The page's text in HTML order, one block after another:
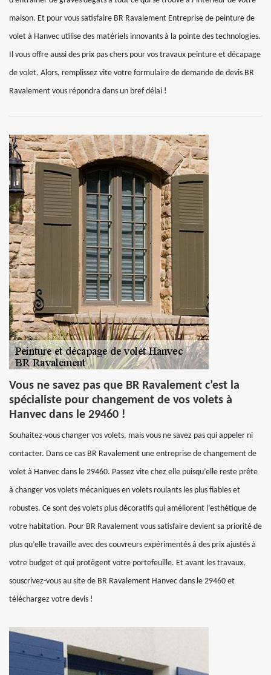
maison. Et pour vous satisfaire BR Ravalement Entreprise de peinture de
volet à Hanvec utilise des matériels innovants à la pointe des technologies.
Il vous offre aussi des prix pas chers pour vos travaux peinture et décapage
de volet. Alors, remplissez vite votre formulaire de demande de devis BR
Ravalement vous répondra dans un bref délai !
Vous ne savez pas que BR Ravalement c’est la
spécialiste pour changement de vos volets à
Hanvec dans le 29460 !
Souhaitez-vous changer vos volets, mais vous ne savez pas qui appeler ni
contacter. Dans ce cas BR Ravalement une entreprise de changement de
volet à Hanvec dans le 29460. Passez vite chez elle puisqu’elle reste prête
à changer vos volets mécaniques en volets roulants les plus fiables et
robustes. Ce sont des volets plus décoratifs qui améliorent l’esthétique de
votre habitation. Pour BR Ravalement vous satisfaire devient sa priorité de
plus qu’elle travaille avec des couvreurs expérimentés à des prix ajustés à
votre budget et qui protègent votre portefeuille. Et avant les travaux,
souscrivez-vous au site de BR Ravalement Hanvec dans le 29460 et
téléchargez votre devis !